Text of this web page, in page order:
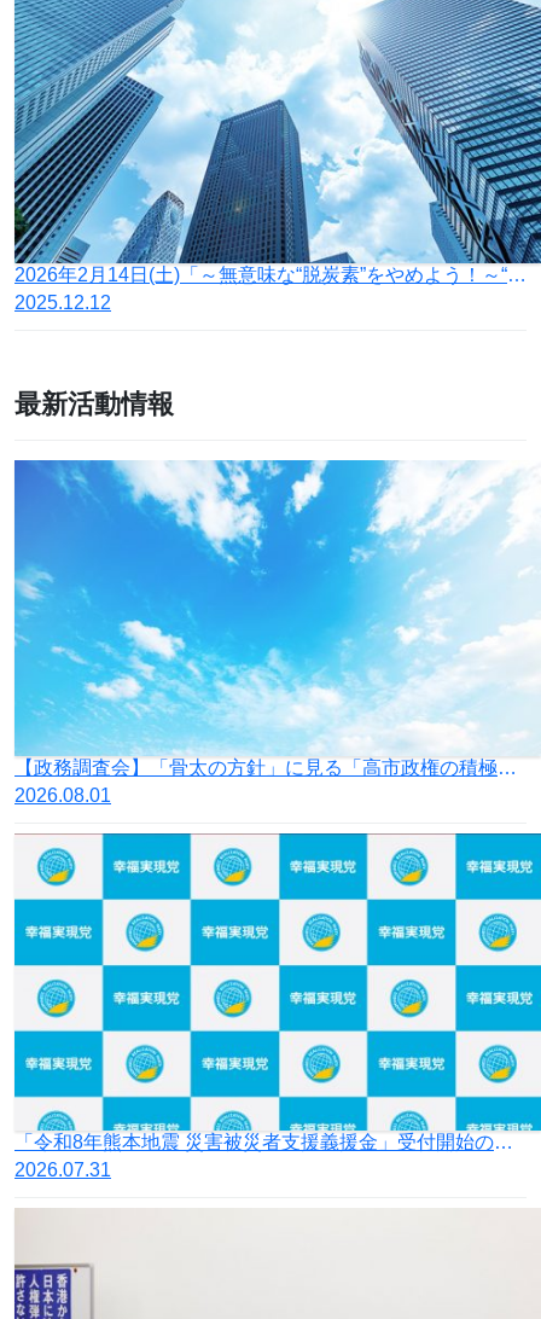
2026年2月14日(土)「～無意味な“脱炭素”をやめよう！～“脱炭素”反対集会」を開催 【満員御礼！】受付を終了いたしました。
2025.12.12
最新活動情報
【政務調査会】「骨太の方針」に見る「高市政権の積極財政」の落とし穴
2026.08.01
「令和8年熊本地震 災害被災者支援義援金」受付開始のお知らせ
2026.07.31